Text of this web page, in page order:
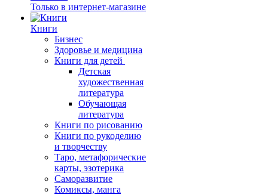
Только в интернет-магазине
Книги
Бизнес
Здоровье и медицина
Книги для детей
Детская
художественная
литература
Обучающая
литература
Книги по рисованию
Книги по рукоделию
и творчеству
Таро, метафорические
карты, эзотерика
Саморазвитие
Комиксы, манга